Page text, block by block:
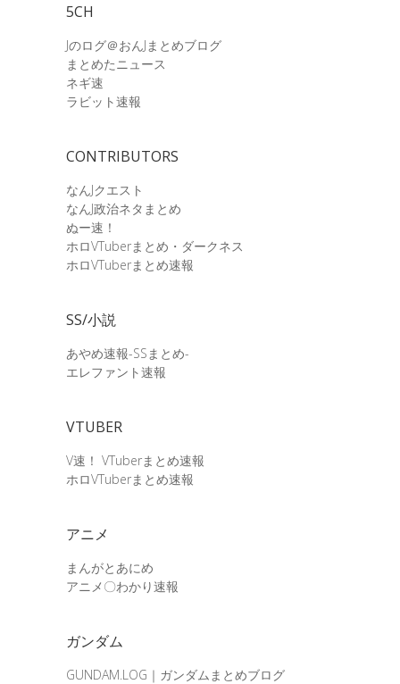
5CH
Jのログ＠おんJまとめブログ
まとめたニュース
ネギ速
ラビット速報
CONTRIBUTORS
なんJクエスト
なんJ政治ネタまとめ
ぬー速！
ホロVTuberまとめ・ダークネス
ホロVTuberまとめ速報
SS/小説
あやめ速報-SSまとめ-
エレファント速報
VTUBER
V速！ VTuberまとめ速報
ホロVTuberまとめ速報
アニメ
まんがとあにめ
アニメ〇わかり速報
ガンダム
GUNDAM.LOG｜ガンダムまとめブログ